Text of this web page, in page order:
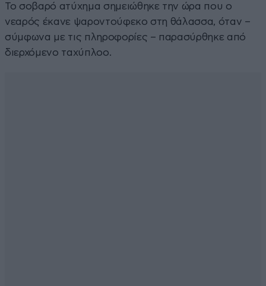
Το σοβαρό ατύχημα σημειώθηκε την ώρα που ο
νεαρός έκανε ψαροντούφεκο στη θάλασσα, όταν –
σύμφωνα με τις πληροφορίες – παρασύρθηκε από
διερχόμενο ταχύπλοο.